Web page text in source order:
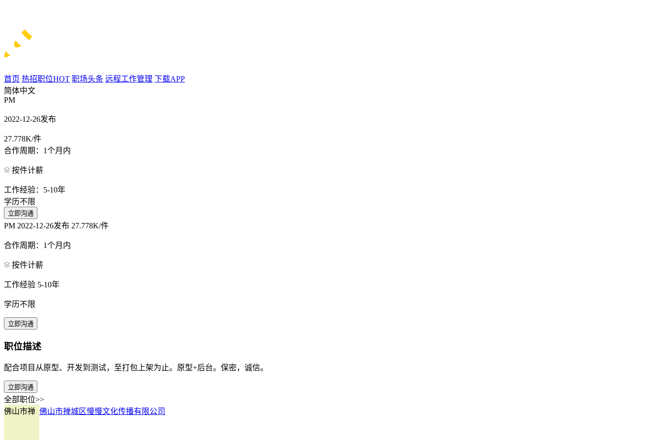
首页 热招职位HOT 职场头条 远程工作管理 下载APP
简体中文
PM
2022-12-26发布
27.778K/件
合作周期：1个月内
按件计薪
工作经验：5-10年
学历不限
立即沟通
PM 2022-12-26发布 27.778K/件
合作周期：1个月内
按件计薪
工作经验 5-10年
学历不限
立即沟通
职位描述
配合项目从原型、开发到测试，至打包上架为止。原型+后台。保密，诚信。
立即沟通
全部职位>>
佛山市禅 佛山市禅城区慢慢文化传播有限公司